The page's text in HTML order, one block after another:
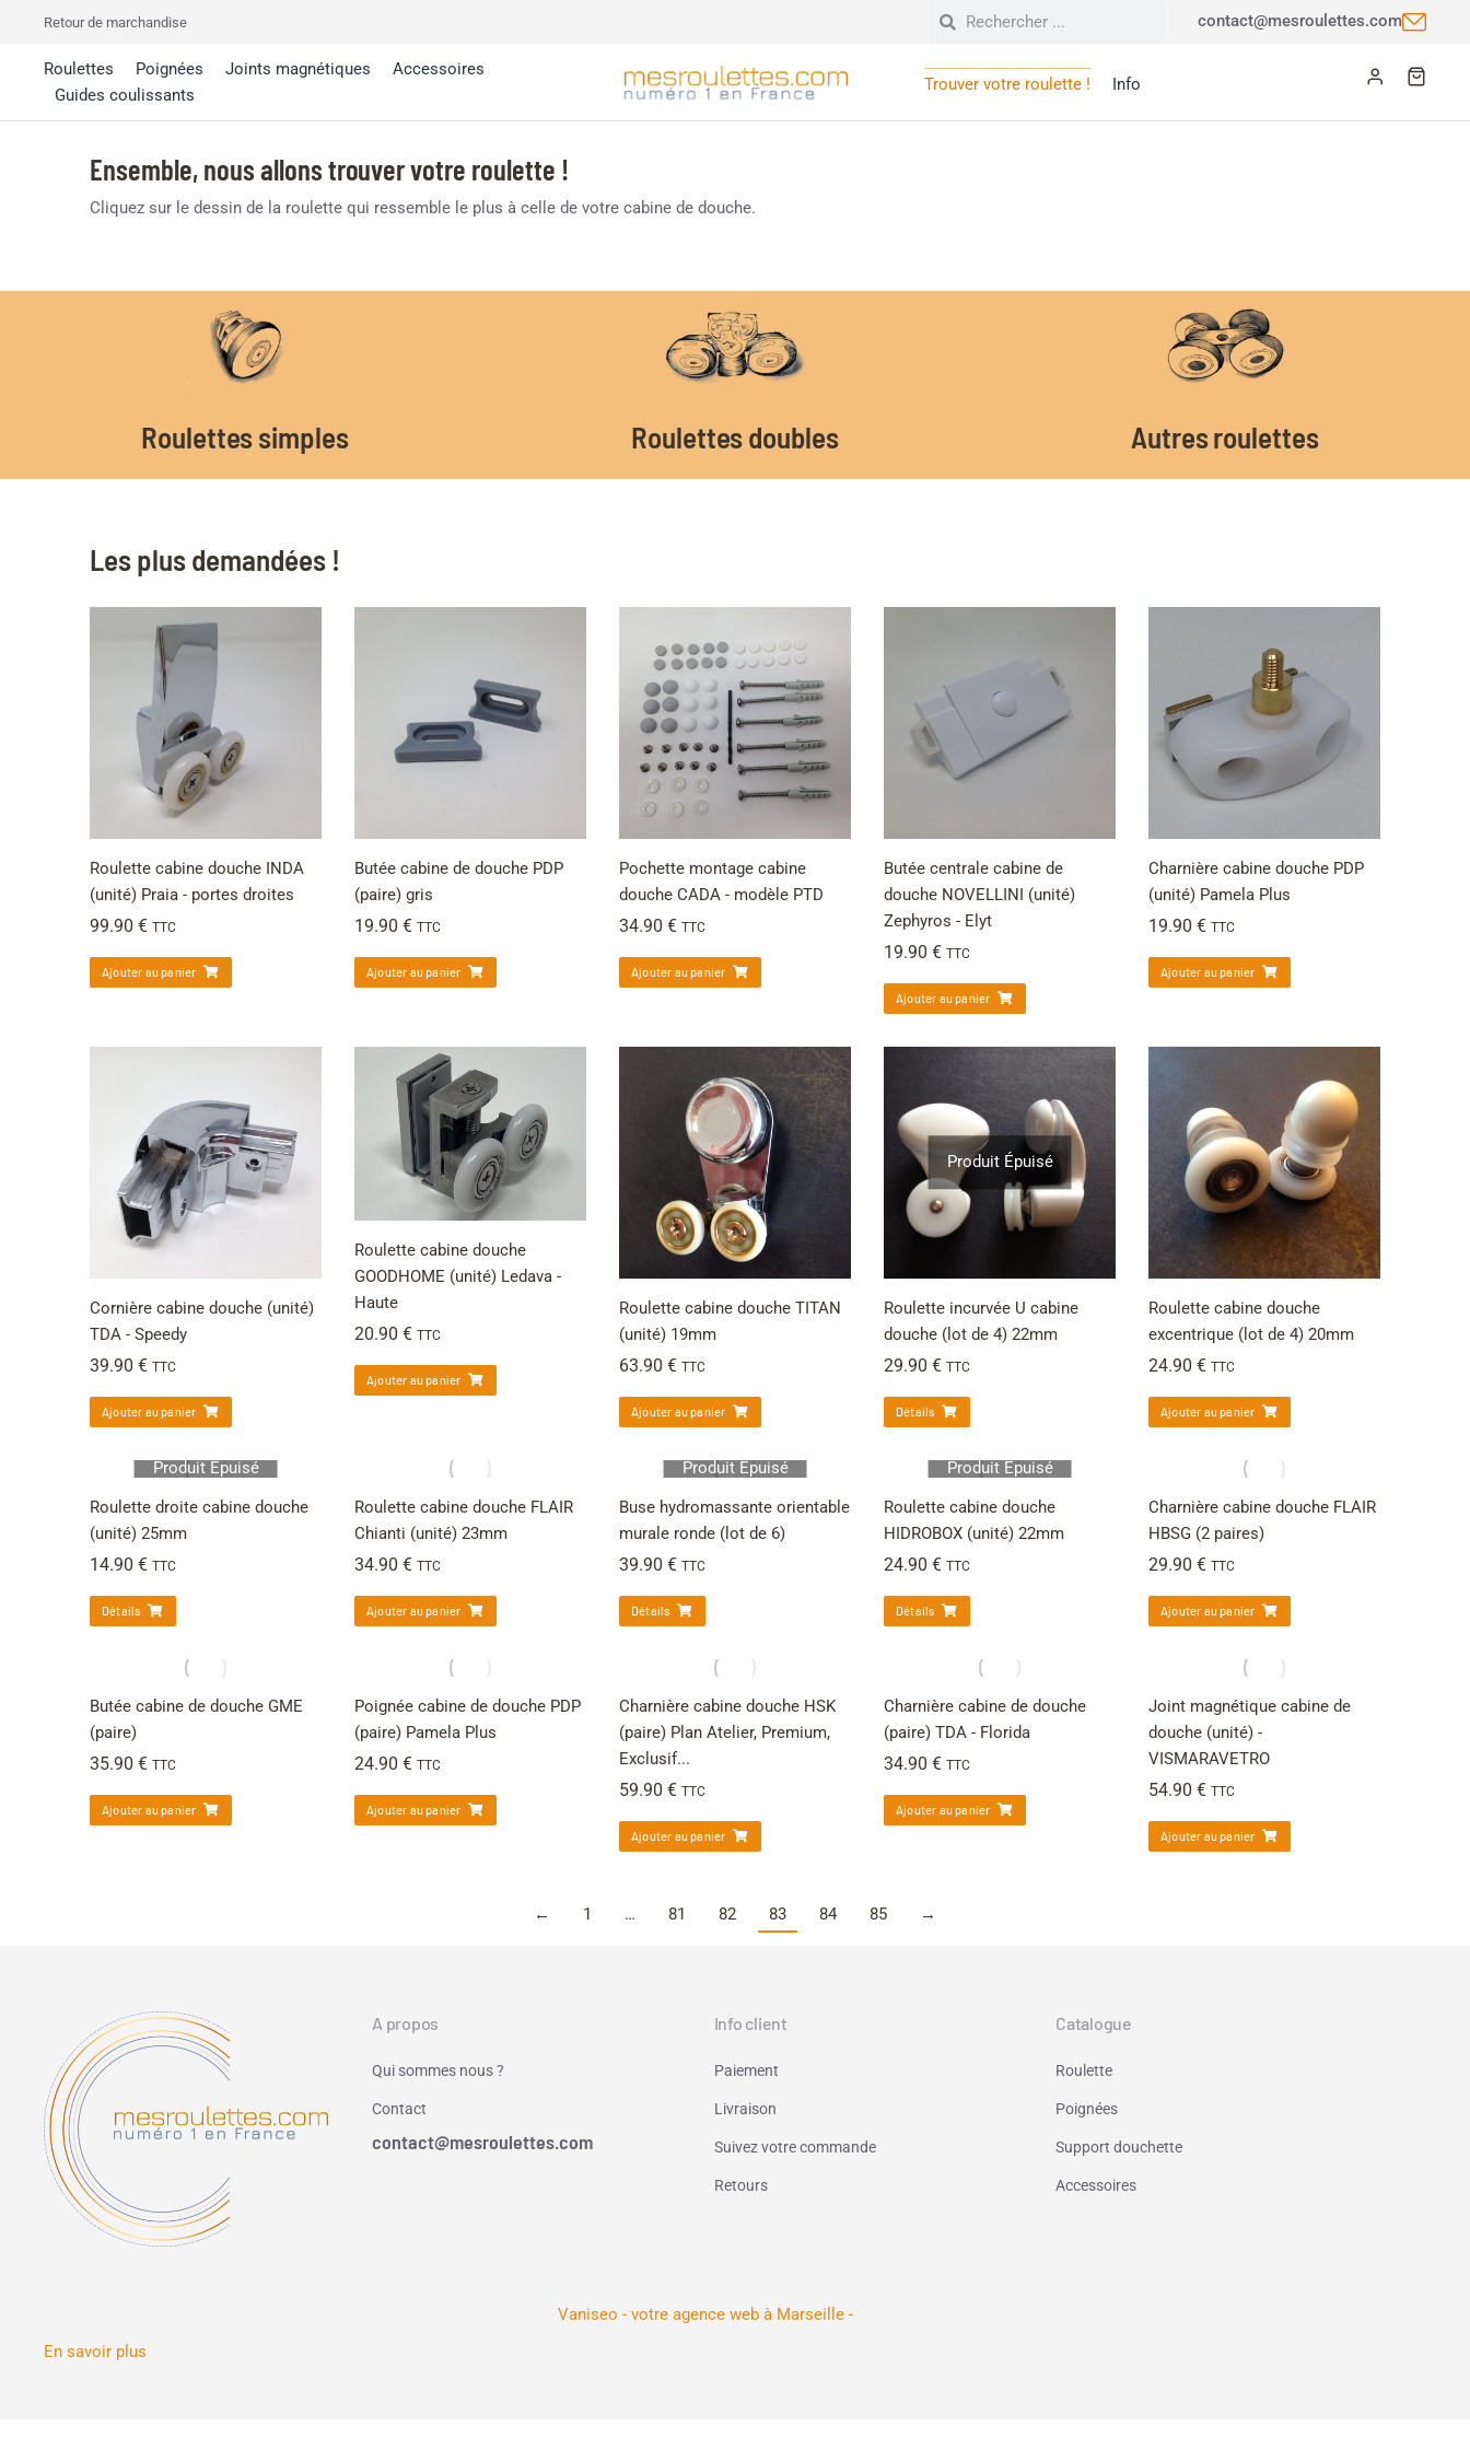
Retour de marchandise contact@mesroulettes.com
Roulettes Poignées Joints magnétiques
Accessoires
Guides coulissants
Trouver votre roulette ! Info
Ensemble, nous allons trouver votre roulette !
Cliquez sur le dessin de la roulette qui ressemble le plus à celle de votre cabine de douche.
Roulettes simples Roulettes doubles Autres roulettes
Les plus demandées !
Roulette cabine douche INDA
(unité) Praia - portes droites
99.90 € TTC
Ajouter au panier
Butée cabine de douche PDP
(paire) gris
19.90 € TTC
Ajouter au panier
Pochette montage cabine
douche CADA - modèle PTD
34.90 € TTC
Ajouter au panier
Butée centrale cabine de
douche NOVELLINI (unité)
Zephyros - Elyt
19.90 € TTC
Ajouter au panier
Charnière cabine douche PDP
(unité) Pamela Plus
19.90 € TTC
Ajouter au panier
Cornière cabine douche (unité)
TDA - Speedy
39.90 € TTC
Ajouter au panier
Roulette cabine douche
GOODHOME (unité) Ledava -
Haute
20.90 € TTC
Ajouter au panier
Roulette cabine douche TITAN
(unité) 19mm
63.90 € TTC
Ajouter au panier
Produit Épuisé
Roulette incurvée U cabine
douche (lot de 4) 22mm
29.90 € TTC
Détails
Roulette cabine douche
excentrique (lot de 4) 20mm
24.90 € TTC
Ajouter au panier
Produit Épuisé
Roulette droite cabine douche
(unité) 25mm
14.90 € TTC
Détails
Roulette cabine douche FLAIR
Chianti (unité) 23mm
34.90 € TTC
Ajouter au panier
Produit Épuisé
Buse hydromassante orientable
murale ronde (lot de 6)
39.90 € TTC
Détails
Produit Épuisé
Roulette cabine douche
HIDROBOX (unité) 22mm
24.90 € TTC
Détails
Charnière cabine douche FLAIR
HBSG (2 paires)
29.90 € TTC
Ajouter au panier
Butée cabine de douche GME
(paire)
35.90 € TTC
Ajouter au panier
Poignée cabine de douche PDP
(paire) Pamela Plus
24.90 € TTC
Ajouter au panier
Charnière cabine douche HSK
(paire) Plan Atelier, Premium,
Exclusif...
59.90 € TTC
Ajouter au panier
Charnière cabine de douche
(paire) TDA - Florida
34.90 € TTC
Ajouter au panier
Joint magnétique cabine de
douche (unité) -
VISMARAVETRO
54.90 € TTC
Ajouter au panier
← 1 … 81 82 83 84 85 →
A propos
Qui sommes nous ?
Contact
contact@mesroulettes.com
Info client
Paiement
Livraison
Suivez votre commande
Retours
Catalogue
Roulette
Poignées
Support douchette
Accessoires
Vaniseo - votre agence web à Marseille -
En savoir plus